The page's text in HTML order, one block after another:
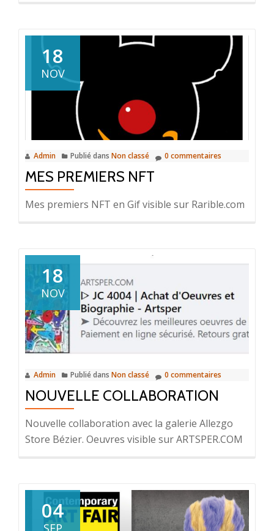
18
NOV
Admin Publié dans Non classé 0 commentaires
MES PREMIERS NFT
Mes premiers NFT en Gif visible sur Rarible.com
18
NOV
Admin Publié dans Non classé 0 commentaires
NOUVELLE COLLABORATION
Nouvelle collaboration avec la galerie Allezgo
Store Bézier. Oeuvres visible sur ARTSPER.COM
04
SEP